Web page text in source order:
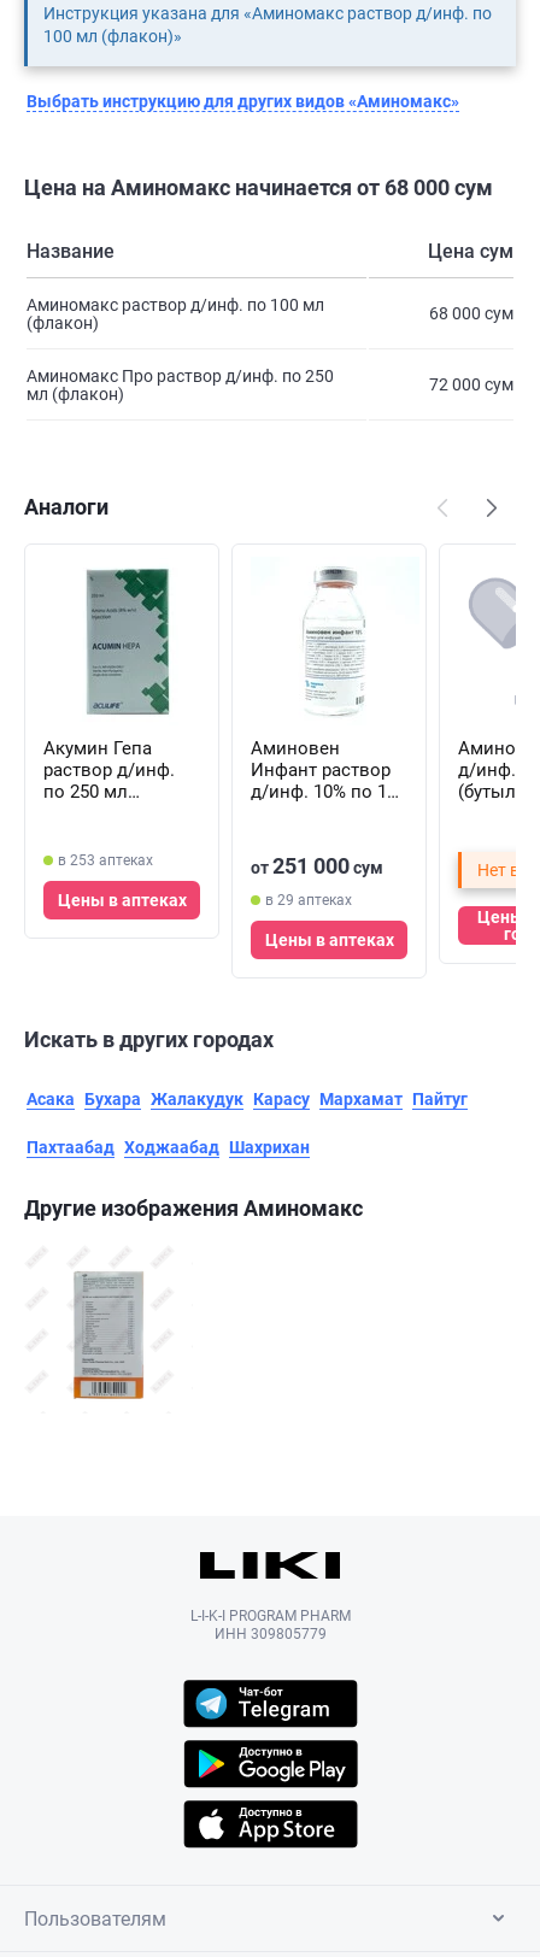
Инструкция указана для «Аминомакс раствор д/инф. по
100 мл (флакон)»
Выбрать инструкцию для других видов «Аминомакс»
Цена на Аминомакс начинается от 68 000 сум
Название Цена сум
Аминомакс раствор д/инф. по 100 мл
(флакон)
68 000 сум
Аминомакс Про раствор д/инф. по 250
мл (флакон)
72 000 сум
Аналоги
Акумин Гепа
раствор д/инф.
по 250 мл
в 253 аптеках
Цены в аптеках
Аминовен
Инфант раствор
д/инф. 10% по 100
от251 000сум
в 29 аптеках
Цены в аптеках
Аминол
д/инф.
(бутылка)
Нет в
Цены в
Искать в других городах
Асака Бухара Жалакудук Карасу Мархамат Пайтуг
Пахтаабад Ходжаабад Шахрихан
Другие изображения Аминомакс
L-I-K-I PROGRAM PHARM
ИНН 309805779
Пользователям